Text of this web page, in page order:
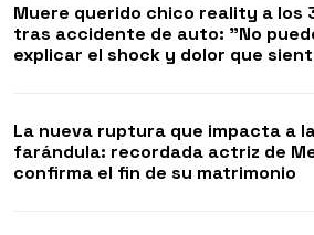
Muere querido chico reality a los
tras accidente de auto: "No
explicar el shock y dolor que
La nueva ruptura que impacta a
farándula: recordada actriz de
confirma el fin de su matrimonio